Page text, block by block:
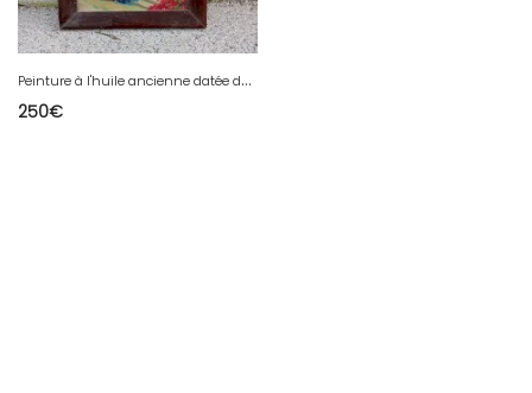
P
einture à l'huile ancienne datée de 1947
250€